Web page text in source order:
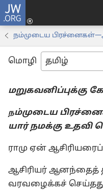
JW.ORG
மொழி
மறுகவனிப்புக்கு
நம்முடைய
யார் நமக்கு உதவி
ராமு ஏன்
ஆசிரியர் ஆனந்தைத்
வரவழைக்கச் செய்தது